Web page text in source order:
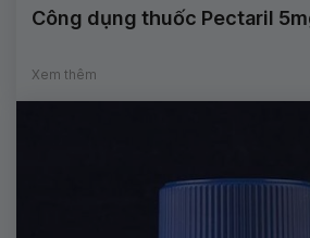
Công dụng thuốc Pectaril
Xem thêm